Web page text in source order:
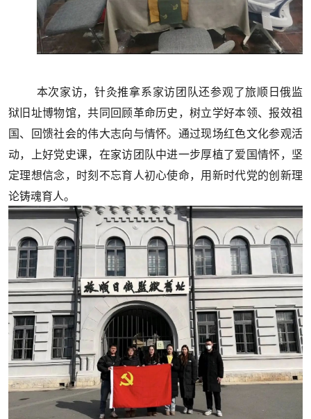
本次家访，针灸推拿系家访团队还参观了旅顺日俄监
狱旧址博物馆，共同回顾革命历史，树立学好本领、报效祖
国、回馈社会的伟大志向与情怀。通过现场红色文化参观活
动，上好党史课，在家访团队中进一步厚植了爱国情怀，坚
定理想信念，时刻不忘育人初心使命，用新时代党的创新理
论铸魂育人。